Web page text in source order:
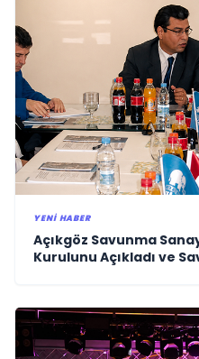
YENI HABER
Açıkgöz Savunma
Kurulunu Açıkladı ve